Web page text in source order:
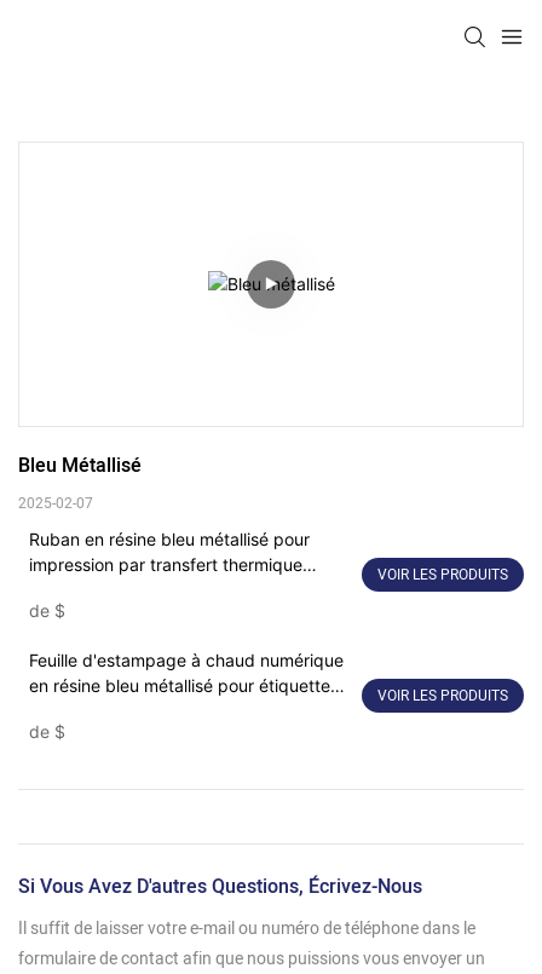
Bleu Métallisé
2025-02-07
Ruban en résine bleu métallisé pour
impression par transfert thermique
de $
VOIR LES PRODUITS
Feuille d'estampage à chaud numérique
en résine bleu métallisé pour étiquette
de $
VOIR LES PRODUITS
Si Vous Avez D'autres Questions, Écrivez-Nous
Il suffit de laisser votre e-mail ou numéro de téléphone dans le
formulaire de contact afin que nous puissions vous envoyer un